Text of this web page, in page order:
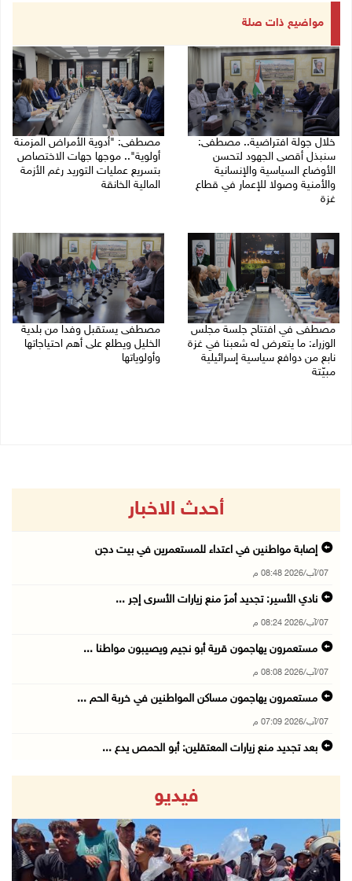
مواضيع ذات صلة
خلال جولة افتراضية.. مصطفى:
سنبذل أقصى الجهود لتحسن
الأوضاع السياسية والإنسانية
والأمنية وصولا للإعمار في قطاع
غزة
مصطفى: "أدوية الأمراض المزمنة
أولوية".. موجها جهات الاختصاص
بتسريع عمليات التوريد رغم الأزمة
المالية الخانقة
مصطفى في افتتاح جلسة مجلس
الوزراء: ما يتعرض له شعبنا في غزة
نابع من دوافع سياسية إسرائيلية
مبيّتة
مصطفى يستقبل وفدا من بلدية
الخليل ويطلع على أهم احتياجاتها
وأولوياتها
أحدث الاخبار
إصابة مواطنين في اعتداء للمستعمرين في بيت دجن
07/آب/2026 08:48 م
نادي الأسير: تجديد أمرَ منع زيارات الأسرى إجر ...
07/آب/2026 08:24 م
مستعمرون يهاجمون قرية أبو نجيم ويصيبون مواطنا ...
07/آب/2026 08:08 م
مستعمرون يهاجمون مساكن المواطنين في خربة الحم ...
07/آب/2026 07:09 م
بعد تجديد منع زيارات المعتقلين: أبو الحمص يدع ...
الرئاسة ترحب بإطلاق السعودية التحالف البحري ا ...
07/آب/2026 06:17 م
(محدث) نابلس: إصابة مواطن واعتقاله إثر هجوم ل ...
07/آب/2026 06:04 م
فيديو